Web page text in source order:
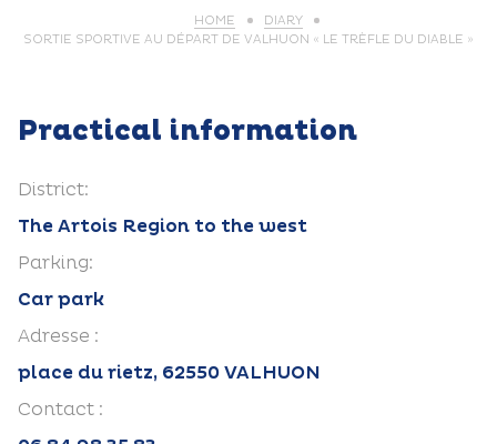
HOME
DIARY
SORTIE SPORTIVE AU DÉPART DE VALHUON « LE TRÈFLE DU DIABLE »
Practical information
District:
The Artois Region to the west
Parking:
Car park
Adresse :
place du rietz, 62550 VALHUON
Contact :